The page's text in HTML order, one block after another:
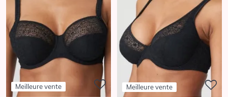
Meilleure vente Meilleure vente